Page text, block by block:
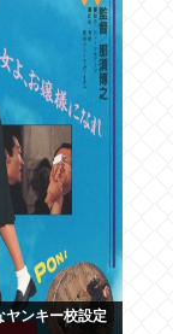
ヤンキー校設定